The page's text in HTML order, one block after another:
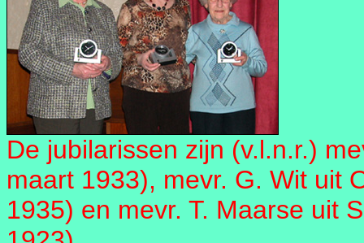
De jubilarissen zijn (v.l.n.r.)
maart 1933), mevr. G. Wit uit
1935) en mevr. T. Maarse uit